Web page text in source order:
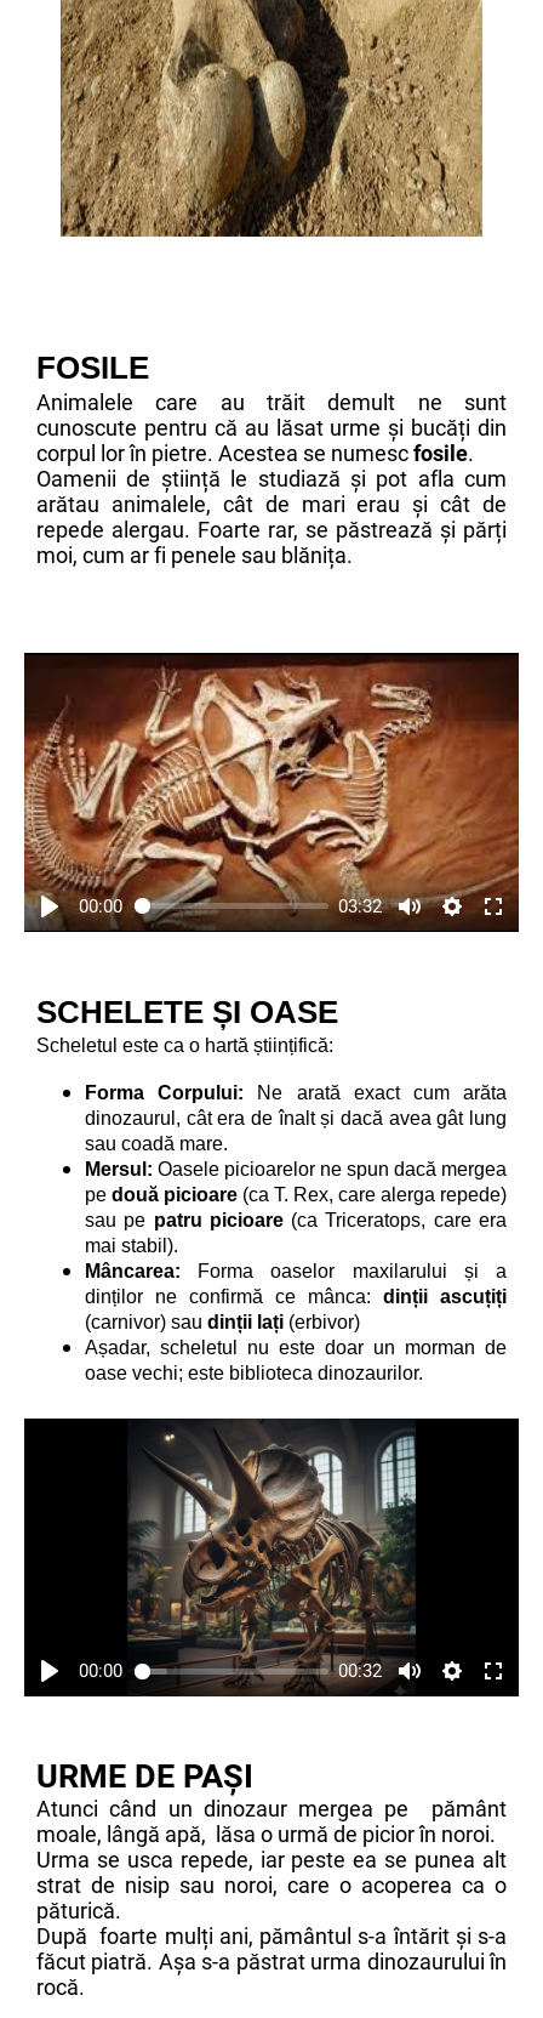
FOSILE
Animalele care au trăit demult ne sunt
cunoscute pentru că au lăsat urme și bucăți din
corpul lor în pietre. Acestea se numescfosile.
Oamenii de știință le studiază și pot afla cum
arătau animalele, cât de mari erau și cât de
repede alergau. Foarte rar, se păstrează și părți
moi, cum ar fi penele sau blănița.
00:00 03:32
SCHELETE ȘI OASE
Scheletul este ca o hartă științifică:
Forma Corpului: Ne arată exact cum arăta
dinozaurul, cât era de înalt și dacă avea gât lung
sau coadă mare.
Mersul: Oasele picioarelor ne spun dacă mergea
pe două picioare (ca T. Rex, care alerga repede)
sau pe patru picioare(ca Triceratops, care era
mai stabil).
Mâncarea: Forma oaselor maxilarului și a
dinților ne confirmă ce mânca: dinții ascuțiți
(carnivor) sau dinții lați (erbivor)
Așadar, scheletul nu este doar un morman de
oase vechi; este biblioteca dinozaurilor.
00:00 00:32
URME DE PAȘI
Atunci când un dinozaur mergea pe pământ
moale, lângă apă, lăsa o urmă de picior în noroi.
Urma se usca repede, iar peste ea se punea alt
strat de nisip sau noroi, care o acoperea ca o
păturică.
După foarte mulți ani, pământul s-a întărit și s-a
făcut piatră. Așa s-a păstrat urma dinozaurului în
rocă.